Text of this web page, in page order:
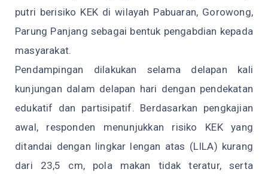
putri berisiko KEK di wilayah Pabuaran, Gorowong,
Parung Panjang sebagai bentuk pengabdian kepada
masyarakat.
Pendampingan dilakukan selama delapan kali
kunjungan dalam delapan hari dengan pendekatan
edukatif dan partisipatif. Berdasarkan pengkajian
awal, responden menunjukkan risiko KEK yang
ditandai dengan lingkar lengan atas (LILA) kurang
dari 23,5 cm, pola makan tidak teratur, serta